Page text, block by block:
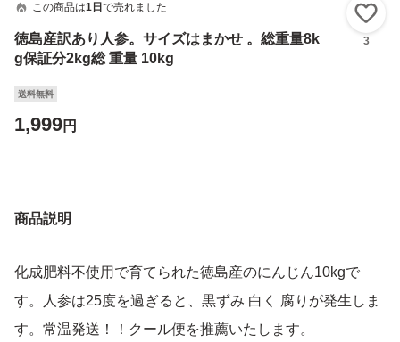
この商品は1日 で売れました
徳島産訳あり人参。サイズはまかせ 。総重量8k
g保証分2kg総 重量 10kg
3
送料無料
1,999円
商品説明
化成肥料不使用で育てられた徳島産のにんじん10kgで
す。人参は25度を過ぎると、黒ずみ 白く 腐りが発生しま
す。常温発送！！クール便を推薦いたします。